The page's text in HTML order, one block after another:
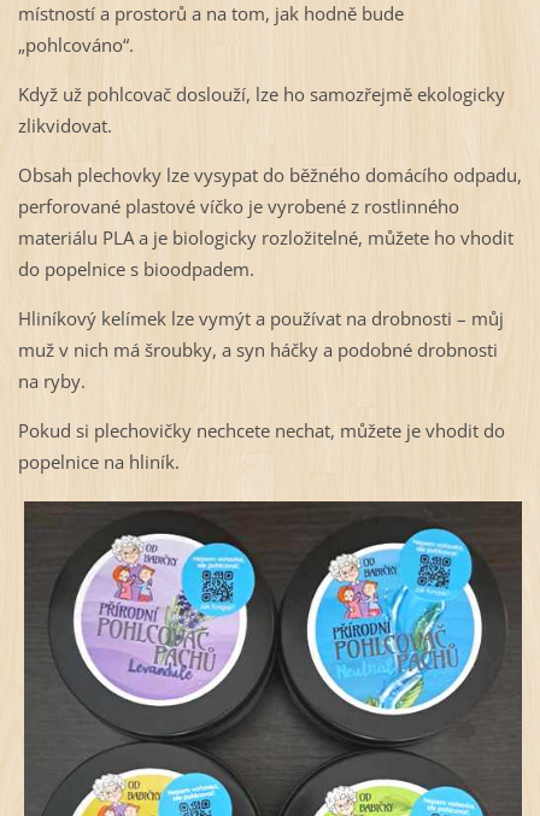
místností a prostorů a na tom, jak hodně bude
„pohlcováno“.
Když už pohlcovač doslouží, lze ho samozřejmě ekologicky
zlikvidovat.
Obsah plechovky lze vysypat do běžného domácího odpadu,
perforované plastové víčko je vyrobené z rostlinného
materiálu PLA a je biologicky rozložitelné, můžete ho vhodit
do popelnice s bioodpadem.
Hliníkový kelímek lze vymýt a používat na drobnosti – můj
muž v nich má šroubky, a syn háčky a podobné drobnosti
na ryby.
Pokud si plechovičky nechcete nechat, můžete je vhodit do
popelnice na hliník.